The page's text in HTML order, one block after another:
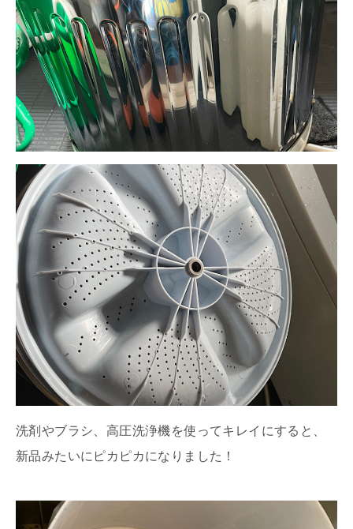
洗剤やブラシ、高圧洗浄機を使ってキレイにすると、
新品みたいにピカピカになりました！